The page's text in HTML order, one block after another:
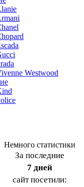
Westwood
Немного статистики
За последние
7 дней
cайт посетили: